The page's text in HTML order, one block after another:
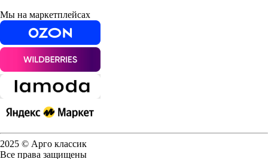
Мы на маркетплейсах
2025 © Арго классик
Все права защищены